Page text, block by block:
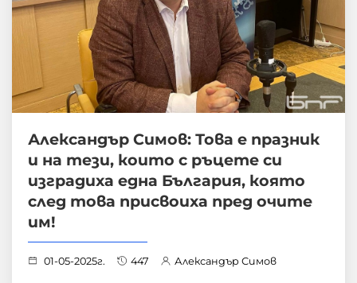
Александър Симов: Това е празник
и на тези, които с ръцете си
изградиха една България, която
след това присвоиха пред очите
им!
01-05-2025г. 447 Александър Симов